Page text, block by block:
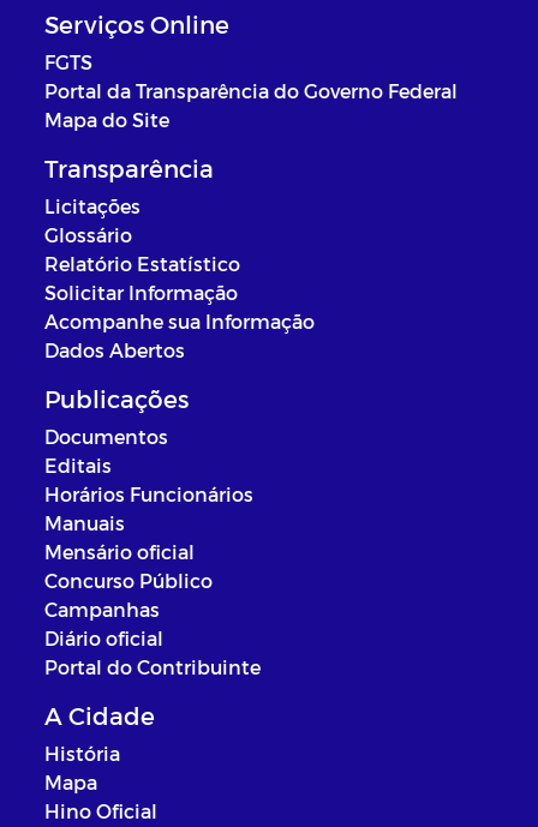
Serviços Online
FGTS
Portal da Transparência do Governo Federal
Mapa do Site
Transparência
Licitações
Glossário
Relatório Estatístico
Solicitar Informação
Acompanhe sua Informação
Dados Abertos
Publicações
Documentos
Editais
Horários Funcionários
Manuais
Mensário oficial
Concurso Público
Campanhas
Diário oficial
Portal do Contribuinte
A Cidade
História
Mapa
Hino Oficial